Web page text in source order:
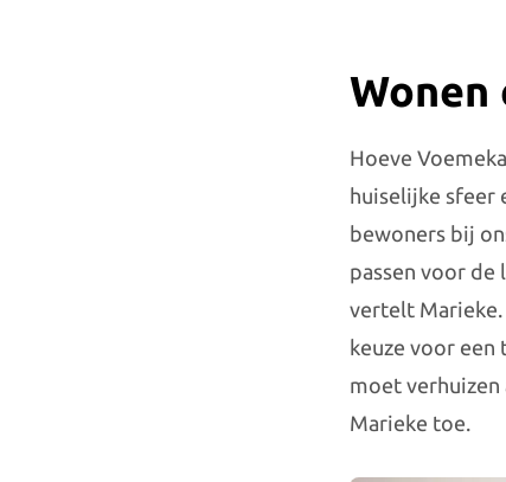
Wonen
Hoeve
huiselijke sfeer
bewoners bij
passen voor
vertelt Marieke.
keuze voor een
moet
Marieke toe.